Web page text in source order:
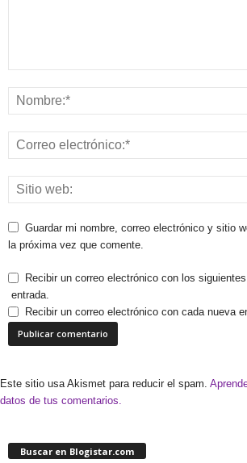
Guardar mi nombre, correo electrónico y sitio
la próxima vez que comente.
Recibir un correo electrónico con los
entrada.
Recibir un correo electrónico con cada nueva
Este sitio usa Akismet para reducir el spam.
datos de tus comentarios.
Buscar en Blogistar.com